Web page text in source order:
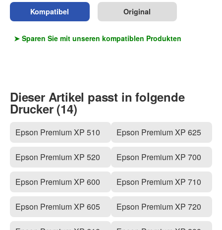
Kompatibel Original
➤ Sparen Sie mit unseren kompatiblen Produkten
Dieser Artikel passt in folgende
Drucker (14)
Epson Premium XP 510
Epson Premium XP 520
Epson Premium XP 600
Epson Premium XP 605
Epson Premium XP 625
Epson Premium XP 700
Epson Premium XP 710
Epson Premium XP 720